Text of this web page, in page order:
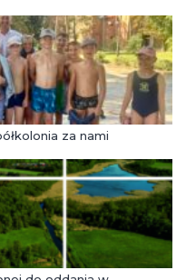
za nami